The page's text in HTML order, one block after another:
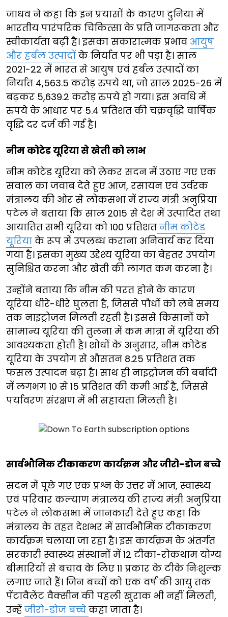
जाधव ने कहा कि इन प्रयासों के कारण दुनिया में
भारतीय पारंपरिक चिकित्सा के प्रति जागरूकता और
स्वीकार्यता बढ़ी है। इसका सकारात्मक प्रभाव आयुष
और हर्बल उत्पादों के निर्यात पर भी पड़ा है। साल
2021-22 में भारत से आयुष एवं हर्बल उत्पादों का
निर्यात 4,563.5 करोड़ रुपये था, जो साल 2025-26 में
बढ़कर 5,639.2 करोड़ रुपये हो गया। इस अवधि में
रुपये के आधार पर 5.4 प्रतिशत की चक्रवृद्धि वार्षिक
वृद्धि दर दर्ज की गई है।
नीम कोटेड यूरिया से खेती को लाभ
नीम कोटेड यूरिया को लेकर सदन में उठाए गए एक
सवाल का जवाब देते हुए आज, रसायन एवं उर्वरक
मंत्रालय की ओर से लोकसभा में राज्य मंत्री अनुप्रिया
पटेल ने बताया कि साल 2015 से देश में उत्पादित तथा
आयातित सभी यूरिया को 100 प्रतिशत नीम कोटेड
यूरिया के रूप में उपलब्ध कराना अनिवार्य कर दिया
गया है। इसका मुख्य उद्देश्य यूरिया का बेहतर उपयोग
सुनिश्चित करना और खेती की लागत कम करना है।
उन्होंने बताया कि नीम की परत होने के कारण
यूरिया धीरे-धीरे घुलता है, जिससे पौधों को लंबे समय
तक नाइट्रोजन मिलती रहती है। इससे किसानों को
सामान्य यूरिया की तुलना में कम मात्रा में यूरिया की
आवश्यकता होती है। शोधों के अनुसार, नीम कोटेड
यूरिया के उपयोग से औसतन 8.25 प्रतिशत तक
फसल उत्पादन बढ़ा है। साथ ही नाइट्रोजन की बर्बादी
में लगभग 10 से 15 प्रतिशत की कमी आई है, जिससे
पर्यावरण संरक्षण में भी सहायता मिलती है।
सार्वभौमिक टीकाकरण कार्यक्रम और जीरो-डोज बच्चे
सदन में पूछे गए एक प्रश्न के उत्तर में आज, स्वास्थ्य
एवं परिवार कल्याण मंत्रालय की राज्य मंत्री अनुप्रिया
पटेल ने लोकसभा में जानकारी देते हुए कहा कि
मंत्रालय के तहत देशभर में सार्वभौमिक टीकाकरण
कार्यक्रम चलाया जा रहा है। इस कार्यक्रम के अंतर्गत
सरकारी स्वास्थ्य संस्थानों में 12 टीका-रोकथाम योग्य
बीमारियों से बचाव के लिए 11 प्रकार के टीके निःशुल्क
लगाए जाते हैं। जिन बच्चों को एक वर्ष की आयु तक
पेंटावैलेंट वैक्सीन की पहली खुराक भी नहीं मिलती,
उन्हें जीरो-डोज बच्चे कहा जाता है।